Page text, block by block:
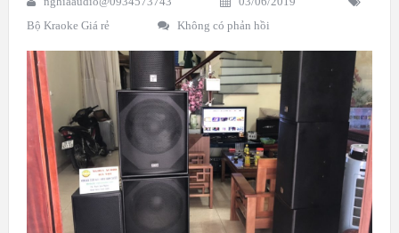
Bộ Kraoke Giá rẻ
Không có phản hồi